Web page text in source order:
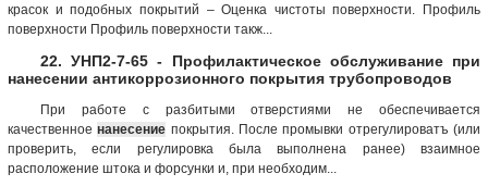
красок и подобных покрытий – Оценка чистоты поверхности. Профиль
поверхности Профиль поверхности такж...
22. УНП2-7-65 - Профилактическое обслуживание при
нанесении антикоррозионного покрытия трубопроводов
При работе с разбитыми отверстиями не обеспечивается
качественноенанесение покрытия. После промывки отрегулироватъ (или
проверить, если регулировка была выполнена ранее) взаимное
расположение штока и форсунки и, при необходим...